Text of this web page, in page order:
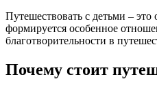
Путешествовать с детьми –
формируется особенное
благотворительности в
Почему стоит